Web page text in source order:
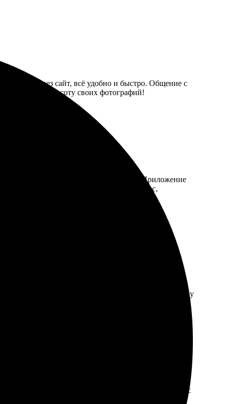
через сайт, всё удобно и быстро. Общение с
кто ценит красоту своих фотографий!
можно подобрать под любой интерьер. Приложение
яркие и насыщенные. Отличный сервис,
сайте. Однако процесс затянулся, не хватало
ответ приходил не сразу. В следующий раз буду
всё интуитивно понятно. Консультанты помогли с
ещё.